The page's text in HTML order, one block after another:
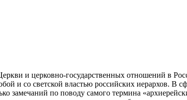
и церковно-государственных отношений в
и со светской властью российских иерархов. В
замечаний по поводу самого термина